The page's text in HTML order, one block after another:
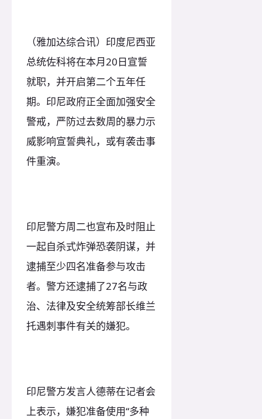
（雅加达综合讯）印度尼西亚
总统佐科将在本月20日宣誓
就职，并开启第二个五年任
期。印尼政府正全面加强安全
警戒，严防过去数周的暴力示
威影响宣誓典礼，或有袭击事
件重演。
印尼警方周二也宣布及时阻止
一起自杀式炸弹恐袭阴谋，并
逮捕至少四名准备参与攻击
者。警方还逮捕了27名与政
治、法律及安全统筹部长维兰
托遇刺事件有关的嫌犯。
印尼警方发言人德蒂在记者会
上表示，嫌犯准备使用“多种